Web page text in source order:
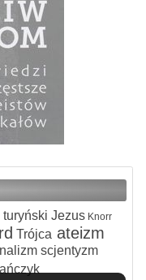
turyński JezusKnorr
Trójca ateizm
scjentyzm